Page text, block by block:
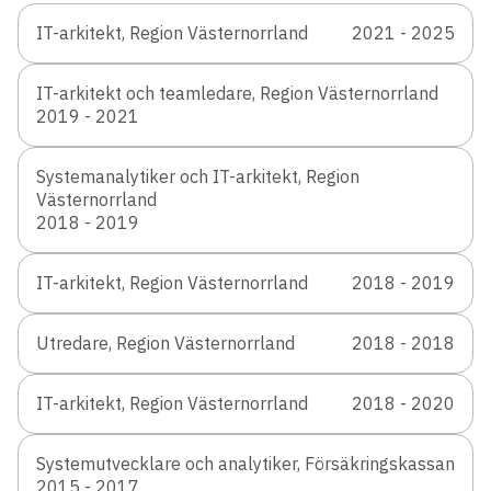
IT-arkitekt, Region Västernorrland 2021 - 2025
IT-arkitekt och teamledare, Region Västernorrland
2019 - 2021
Systemanalytiker och IT-arkitekt, Region
Västernorrland
2018 - 2019
IT-arkitekt, Region Västernorrland 2018 - 2019
Utredare, Region Västernorrland 2018 - 2018
IT-arkitekt, Region Västernorrland 2018 - 2020
Systemutvecklare och analytiker, Försäkringskassan
2015 - 2017